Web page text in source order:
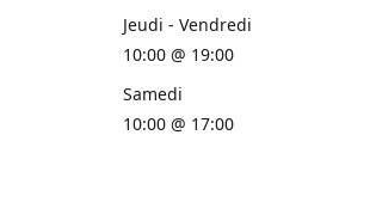
Jeudi - Vendredi
10:00 @ 19:00
Samedi
10:00 @ 17:00